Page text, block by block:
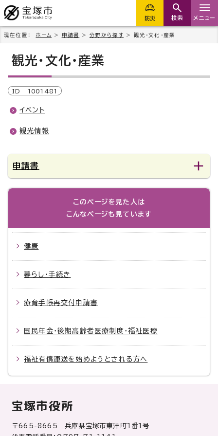
防災 検索 メニュー
現在位置： ホーム > 申請書 > 分野から探す > 観光・文化・産業
観光・文化・産業
ID 1001481
イベント
観光情報
申請書
このページを見た人は
こんなページも見ています
健康
暮らし・手続き
療育手帳再交付申請書
国民年金・後期高齢者医療制度・福祉医療
福祉有償運送を始めようとされる方へ
宝塚市役所
〒665-8665 兵庫県宝塚市東洋町1番1号